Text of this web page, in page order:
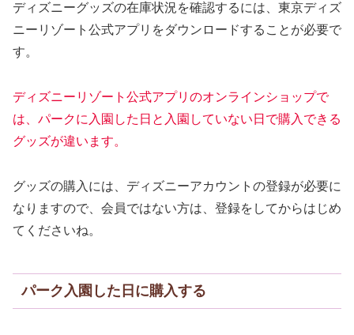
ディズニーグッズの在庫状況を確認するには、東京ディズ
ニーリゾート公式アプリをダウンロードすることが必要で
す。
ディズニーリゾート公式アプリのオンラインショップで
は、パークに入園した日と入園していない日で購入できる
グッズが違います。
グッズの購入には、ディズニーアカウントの登録が必要に
なりますので、会員ではない方は、登録をしてからはじめ
てくださいね。
パーク入園した日に購入する